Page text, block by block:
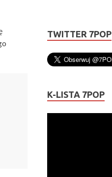
TWITTER 7POP
K-LISTA 7POP